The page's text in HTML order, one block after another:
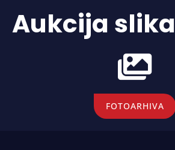
Aukcija slika
FOTOARHIVA